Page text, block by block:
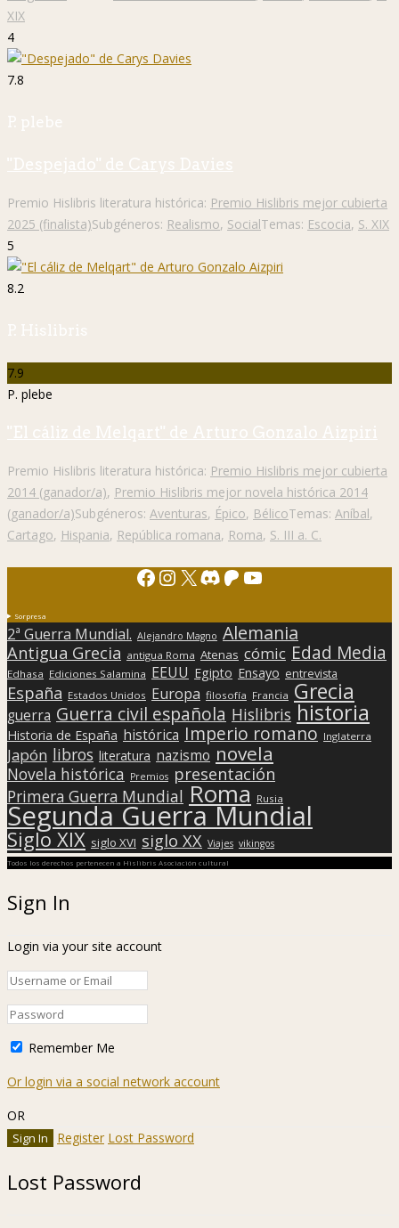
XIX
4
7.8
P. plebe
"Despejado" de Carys Davies
Premio Hislibris literatura histórica: Premio Hislibris mejor cubierta
2025 (finalista)Subgéneros: Realismo, SocialTemas: Escocia, S. XIX
5
8.2
P. Hislibris
7.9
P. plebe
"El cáliz de Melqart" de Arturo Gonzalo Aizpiri
Premio Hislibris literatura histórica: Premio Hislibris mejor cubierta
2014 (ganador/a), Premio Hislibris mejor novela histórica 2014
(ganador/a)Subgéneros: Aventuras, Épico, BélicoTemas: Aníbal,
Cartago, Hispania, República romana, Roma, S. III a. C.
Facebook
Instagram
X Discord
Patreon
YouTube
Sorpresa
2ª Guerra Mundial. Alejandro Magno Alemania
Antigua Grecia antigua Roma Atenas cómic Edad Media
Edhasa Ediciones Salamina EEUU Egipto Ensayo entrevista
España Estados Unidos Europa filosofía Francia Grecia
guerra Guerra civil española Hislibris historia
Historia de España histórica Imperio romano Inglaterra
Japón libros literatura nazismo novela
Novela histórica Premios presentación
Primera Guerra Mundial Roma Rusia
Segunda Guerra Mundial
Siglo XIX siglo XVI siglo XX Viajes vikingos
Todos los derechos pertenecen a Hislibris Asociación cultural
Sign In
Login via your site account
Remember Me
Or login via a social network account
OR
Register Lost Password
Lost Password